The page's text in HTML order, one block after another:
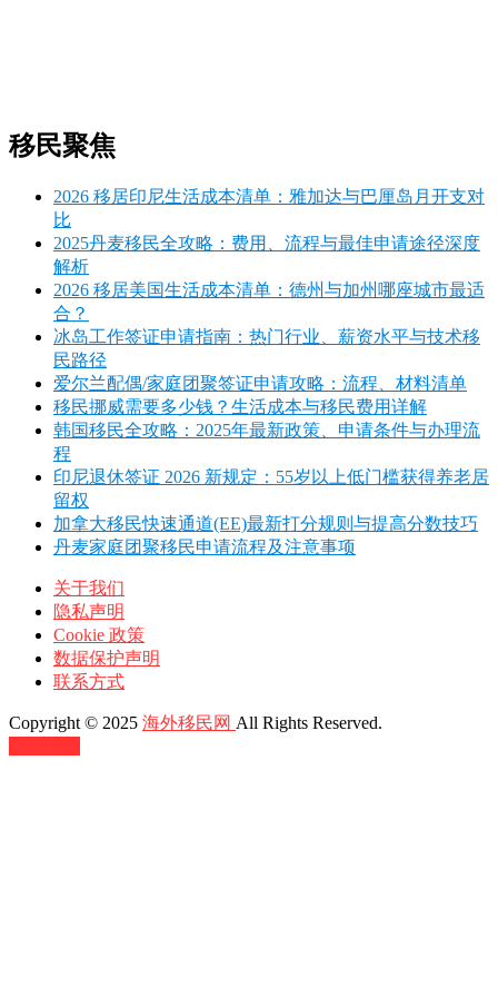
移民聚焦
2026 移居印尼生活成本清单：雅加达与巴厘岛月开支对
比
2025丹麦移民全攻略：费用、流程与最佳申请途径深度
解析
2026 移居美国生活成本清单：德州与加州哪座城市最适
合？
冰岛工作签证申请指南：热门行业、薪资水平与技术移
民路径
爱尔兰配偶/家庭团聚签证申请攻略：流程、材料清单
移民挪威需要多少钱？生活成本与移民费用详解
韩国移民全攻略：2025年最新政策、申请条件与办理流
程
印尼退休签证 2026 新规定：55岁以上低门槛获得养老居
留权
加拿大移民快速通道(EE)最新打分规则与提高分数技巧
丹麦家庭团聚移民申请流程及注意事项
关于我们
隐私声明
Cookie 政策
数据保护声明
联系方式
Copyright © 2025 海外移民网 All Rights Reserved.